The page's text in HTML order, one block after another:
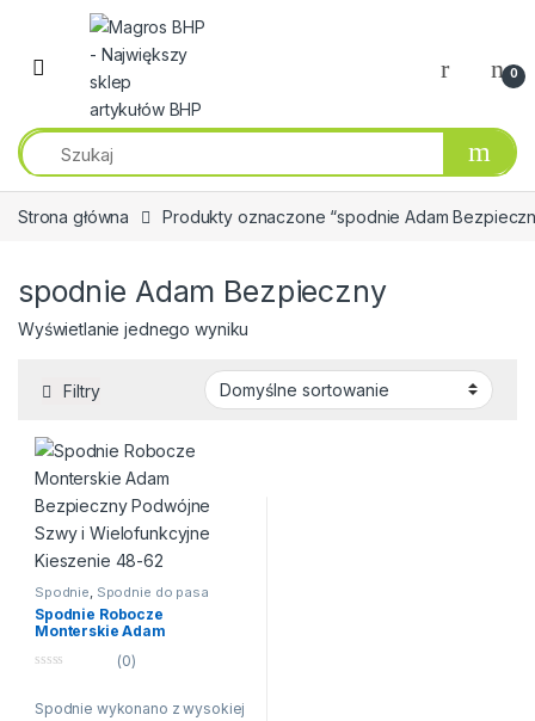
Przejdź do nawigacji
Przeskocz do treści
0
Strona główna Produkty oznaczone “spodnie Adam
spodnie Adam Bezpieczny
Wyświetlanie jednego wyniku
Filtry
Spodnie, Spodnie do pasa
Spodnie Robocze
Monterskie Adam
Wielofunkcyjne Kieszenie
a
(0)
Spodnie wykonano z wysokiej